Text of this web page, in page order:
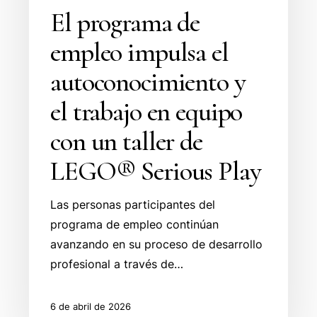
El programa de
empleo impulsa el
autoconocimiento y
el trabajo en equipo
con un taller de
LEGO® Serious Play
Las personas participantes del
programa de empleo continúan
avanzando en su proceso de desarrollo
profesional a través de…
6 de abril de 2026